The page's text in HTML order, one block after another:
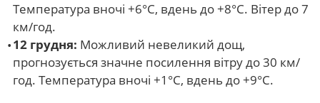
Температура вночі +6°С, вдень до +8°С. Вітер до 7
км/год.
12 грудня: Можливий невеликий дощ,
прогнозується значне посилення вітру до 30 км/
год. Температура вночі +1°С, вдень до +9°С.